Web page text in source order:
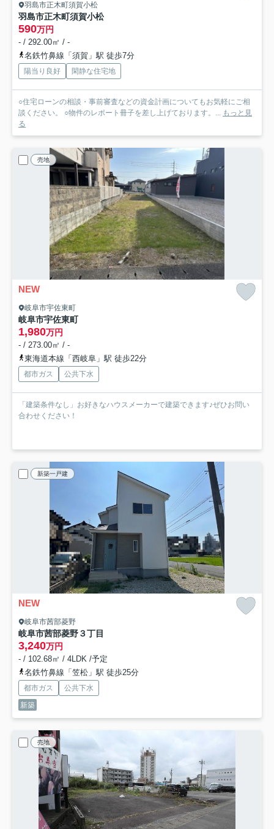
羽島市正木町須賀小松
羽島市正木町須賀小松
590万円
- / 292.00㎡ / -
名鉄竹鼻線「須賀」駅 徒歩7分
陽当り良好 閑静な住宅地
○住宅ローンの相談・事前審査などの資金計画についてもお気軽にご相
談ください。 ○物件のレポート冊子を差し上げております。... もっと見
る
売地
NEW
岐阜市宇佐東町
岐阜市宇佐東町
1,980万円
- / 273.00㎡ / -
東海道本線「西岐阜」駅 徒歩22分
都市ガス 公共下水
「建築条件なし」お好きなハウスメーカーで建築できます♪ぜひお問い
合わせください！
新築一戸建
NEW
岐阜市茜部菱野
岐阜市茜部菱野３丁目
3,240万円
- / 102.68㎡ / 4LDK /予定
名鉄竹鼻線「笠松」駅 徒歩25分
都市ガス
公共下水
新築
売地